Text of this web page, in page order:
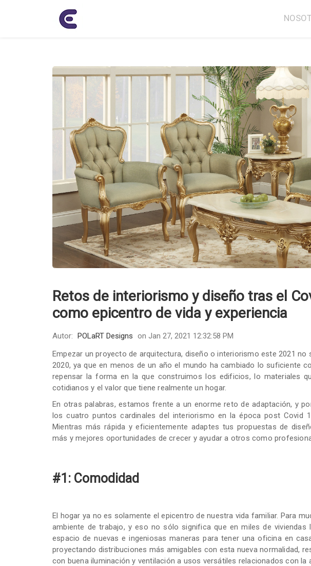
Retos de interiorismo y diseño tras el
como epicentro de vida y experiencia
Autor: POLaRT Designs on Jan 27, 2021 12:32:58 PM
Empezar un proyecto de arquitectura, diseño o interiorismo este 2021 no
2020, ya que en menos de un año el mundo ha cambiado lo suficiente
repensar la forma en la que construimos los edificios, lo materiales
cotidianos y el valor que tiene realmente un hogar.
En otras palabras, estamos frente a un enorme reto de adaptación, y
los cuatro puntos cardinales del interiorismo en la época post Covid
Mientras más rápida y eficientemente adaptes tus propuestas de
más y mejores oportunidades de crecer y ayudar a otros como
#1: Comodidad
El hogar ya no es solamente el epicentro de nuestra vida familiar. Para
ambiente de trabajo, y eso no sólo significa que en miles de viviendas
espacio de nuevas e ingeniosas maneras para tener una oficina en
proyectando distribuciones más amigables con esta nueva normalidad,
con buena iluminación y ventilación a usos versátiles relacionados con la